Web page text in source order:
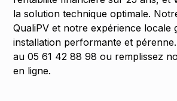
la solution technique optimale.
QualiPV et notre expérience locale
installation performante et
au 05 61 42 88 98 ou remplissez
en ligne.